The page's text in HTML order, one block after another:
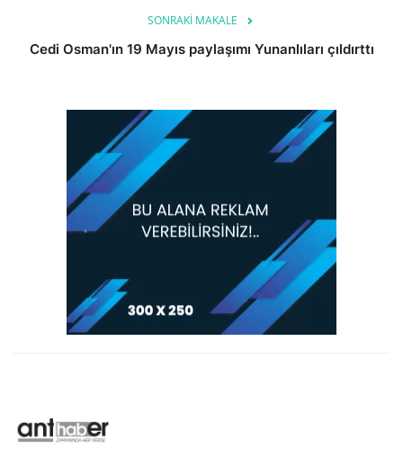
SONRAKI MAKALE
Cedi Osman'ın 19 Mayıs paylaşımı Yunanlıları çıldırttı